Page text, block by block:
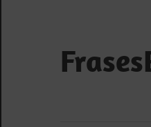
contenido